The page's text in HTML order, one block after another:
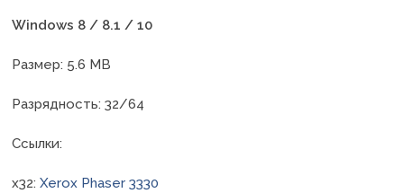
Windows 8 / 8.1 / 10
Размер: 5.6 MB
Разрядность: 32/64
Ссылки:
x32:Xerox Phaser 3330